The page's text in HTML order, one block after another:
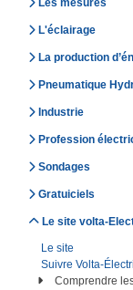
Les mesures
L'éclairage
La production
Pneumatique
Industrie
Profession
Sondages
Gratuiciels
Le site volta-
Le site
Suivre Volta-
Comprendre